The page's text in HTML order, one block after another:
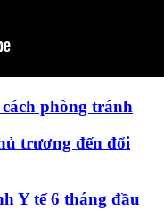
phòng tránh
trương đến đổi
Y tế 6 tháng đầu